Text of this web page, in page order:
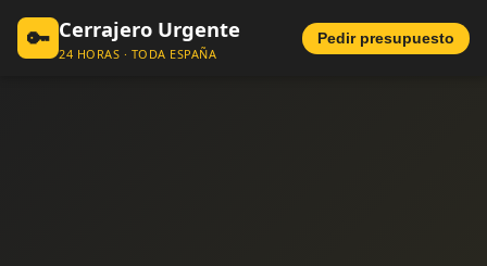
🔑 Cerrajero Urgente
24 HORAS · TODA ESPAÑA
Pedir presupuesto